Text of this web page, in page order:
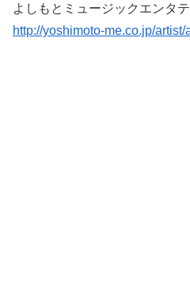
よしもとミュージックエンタテ
http://yoshimoto-me.co.jp/